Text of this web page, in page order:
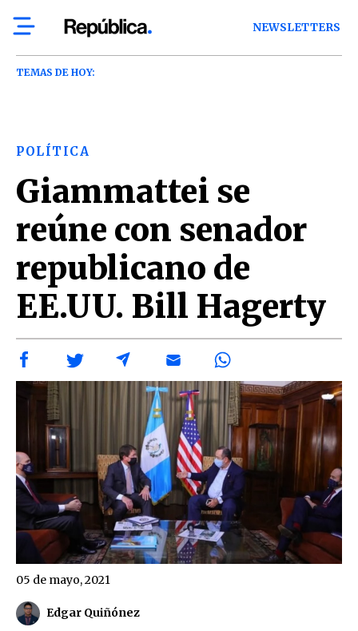
NEWSLETTERS
TEMAS DE HOY:
POLÍTICA
Giammattei se
reúne con senador
republicano de
EE.UU. Bill Hagerty
Edgar Quiñónez
05 de mayo, 2021